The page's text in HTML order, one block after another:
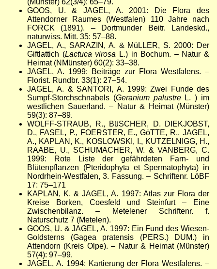
GOOS, U. & JAGEL, A. 2001: Die Flora des
Attendorner Raumes (Westfalen) 110 Jahre nach
FORCK (1891). – Dortmunder Beitr. Landeskd.,
naturwiss. Mitt. 35: 57–88.
JAGEL, A., SARAZIN, A. & MüLLER, S. 2000: Der
Giftlattich (Lactuca virosa L.) in Bochum. – Natur &
Heimat (NMünster) 60(2): 33–38.
JAGEL, A. 1999: Beiträge zur Flora Westfalens. –
Florist. Rundbr. 33(1): 27–54.
JAGEL, A. & SANTORI, A. 1999: Zwei Funde des
Sumpf-Storchschnabels (Geranium palustre L. ) im
westlichen Sauerland. – Natur & Heimat (Münster)
59(3): 87–89.
WOLFF-STRAUB, R., BüSCHER, D. DIEKJOBST,
D., FASEL, P., FOERSTER, E., GöTTE, R., JAGEL,
A., KAPLAN, K., KOSLOWSKI, I., KUTZELNIGG, H.,
RAABE, U., SCHUMACHER, W. & VANBERG, C.
1999: Rote Liste der gefährdeten Farn- und
Blütenpflanzen (Pteridophyta et Spermatophyta) in
Nordrhein-Westfalen, 3. Fassung. – Schriftenr. LöBF
17: 75–171
KAPLAN, K. & JAGEL, A. 1997: Atlas zur Flora der
Kreise Borken, Coesfeld und Steinfurt – Eine
Zwischenbilanz.–
Metelener Schriftenr. f.
Naturschutz 7 (Metelen).
GOOS, U. & JAGEL, A. 1997: Ein Fund des Wiesen-
Goldsterns (Gagea pratensis (PERS.) DUM.) in
Attendorn (Kreis Olpe). – Natur & Heimat (Münster)
57(4): 97–99.
JAGEL, A. 1994: Kartierung der Flora Westfalens. –